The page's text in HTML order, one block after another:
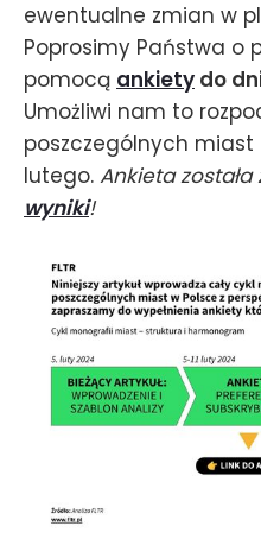
ewentualne zmian w
Poprosimy Państwa o
pomocą ankiety do
Umożliwi nam to
poszczególnych miast
lutego. Ankieta
wyniki!